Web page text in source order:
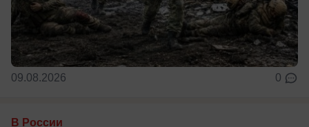
09.08.2026 0
В России